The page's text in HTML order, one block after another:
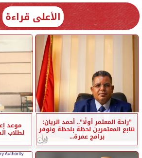
الأعلى قراءة
”راحة المعتمر أولًا”.. أحمد الريان:
نتابع المعتمرين لحظة بلحظة ونوفر
برامج عمرة...
موعد
لطلاب